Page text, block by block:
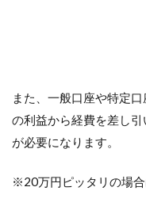
また、一般口座や特定
の利益から経費を差し
が必要になります。
※20万円ピッタリの場合